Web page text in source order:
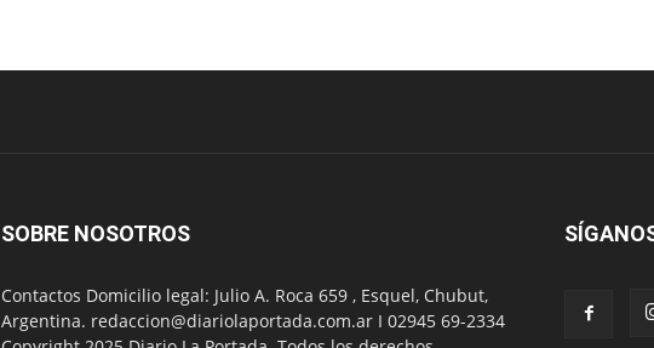
SOBRE NOSOTROS
Contactos Domicilio legal: Julio A. Roca 659 , Esquel, Chubut,
Argentina. redaccion@diariolaportada.com.ar I 02945 69-2334